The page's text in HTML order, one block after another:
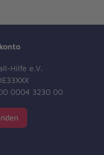
Hilfe e.V.
0004 3230 00